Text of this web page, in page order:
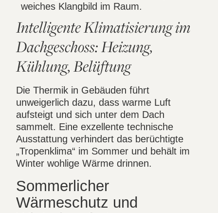
weiches Klangbild im Raum.
Intelligente Klimatisierung im
Dachgeschoss: Heizung,
Kühlung, Belüftung
Die Thermik in Gebäuden führt
unweigerlich dazu, dass warme Luft
aufsteigt und sich unter dem Dach
sammelt. Eine exzellente technische
Ausstattung verhindert das berüchtigte
„Tropenklima“ im Sommer und behält im
Winter wohlige Wärme drinnen.
Sommerlicher
Wärmeschutz und